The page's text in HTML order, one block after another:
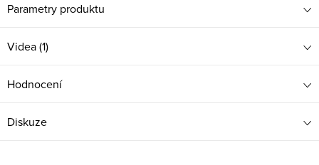
Parametry produktu
Videa (1)
Hodnocení
Diskuze